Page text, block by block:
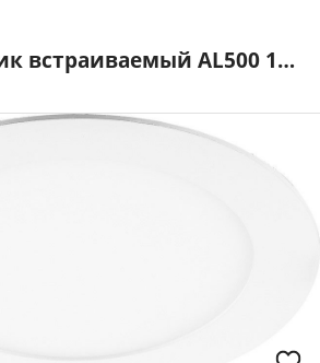
AL500 12W 6400К 960Lm белый FERON арт. 28498